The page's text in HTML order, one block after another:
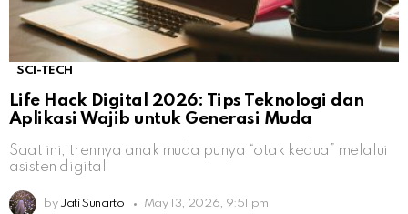
SCI-TECH
Life Hack Digital 2026: Tips Teknologi dan
Aplikasi Wajib untuk Generasi Muda
Saat ini, trennya anak muda punya “otak kedua” melalui
asisten digital
by Jati Sunarto May 13, 2026, 9:51 pm